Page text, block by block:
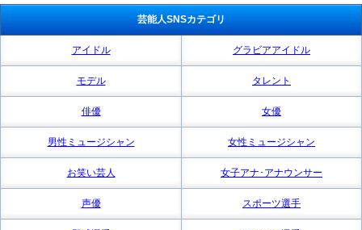
芸能人SNSカテゴリ
アイドル グラビアアイドル
モデル タレント
俳優 女優
男性ミュージシャン 女性ミュージシャン
お笑い芸人 女子アナ･アナウンサー
声優 スポーツ選手